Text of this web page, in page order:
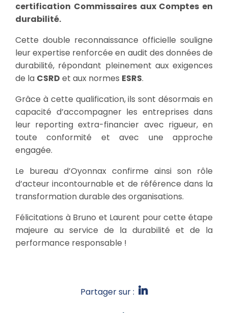
certification Commissaires aux Comptes en
durabilité.
Cette double reconnaissance officielle souligne
leur expertise renforcée en audit des données de
durabilité, répondant pleinement aux exigences
de la CSRD et aux normes ESRS.
Grâce à cette qualification, ils sont désormais en
capacité d’accompagner les entreprises dans
leur reporting extra-financier avec rigueur, en
toute conformité et avec une approche
engagée.
Le bureau d’Oyonnax confirme ainsi son rôle
d’acteur incontournable et de référence dans la
transformation durable des organisations.
Félicitations à Bruno et Laurent pour cette étape
majeure au service de la durabilité et de la
performance responsable !
Partager sur :